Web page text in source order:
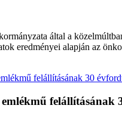
által a
eredményei alapján az
felállításának